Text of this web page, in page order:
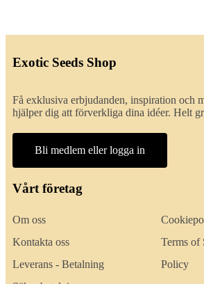
Exotic Seeds Shop
Få exklusiva erbjudanden, inspiration och
hjälper dig att förverkliga dina idéer. Helt
Bli medlem eller logga in
Vårt företag
Om oss
Kontakta oss
Leverans - Betalning
Terms of
Policy